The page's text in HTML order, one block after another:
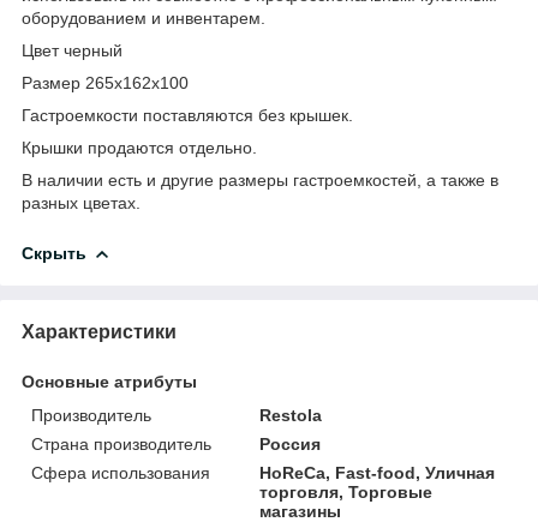
оборудованием и инвентарем.
Цвет черный
Размер 265х162х100
Гастроемкости поставляются без крышек.
Крышки продаются отдельно.
В наличии есть и другие размеры гастроемкостей, а также в
разных цветах.
Скрыть
Характеристики
Основные атрибуты
Производитель
Restola
Страна производитель
Россия
Сфера использования
HoReCa, Fast-food, Уличная
торговля, Торговые
магазины